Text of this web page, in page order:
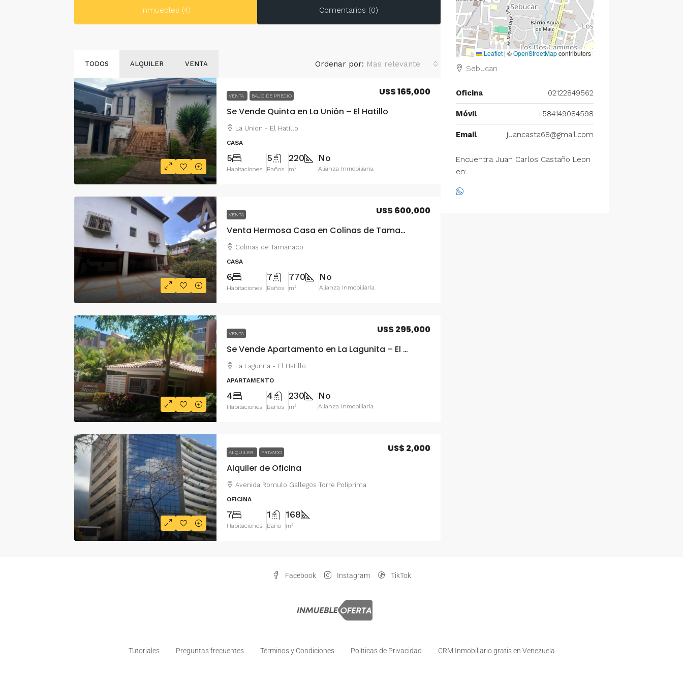
Inmuebles (4) Comentarios (0)
TODOS ALQUILER VENTA Ordenar por: Mas relevante
VENTA BAJO DE PRECIO
Se Vende Quinta en La Unión – El Hatillo
US$ 165,000
La Unión - El Hatillo
CASA
5
Habitaciones
5
Baños
220
m²
No
Alianza Inmobiliaria
VENTA
Venta Hermosa Casa en Colinas de Tamanaco
US$ 600,000
Colinas de Tamanaco
CASA
6
Habitaciones
7
Baños
770
m²
No
Alianza Inmobiliaria
VENTA
Se Vende Apartamento en La Lagunita – El Hatillo
US$ 295,000
La Lagunita - El Hatillo
APARTAMENTO
4
Habitaciones
4
Baños
230
m²
No
Alianza Inmobiliaria
ALQUILER PRIVADO
Alquiler de Oficina
US$ 2,000
Avenida Romulo Gallegos Torre Poliprima
OFICINA
7
Habitaciones
1
Baño
168
m²
Leaflet | ©OpenStreetMapcontributors
Sebucan
Oficina 02122849562
Móvil +584149084598
Email juancasta68@gmail.com
Encuentra Juan Carlos Castaño Leon
en:
Facebook Instagram TikTok
Tutoriales Preguntas frecuentes Términos y Condiciones Políticas de Privacidad CRM Inmobiliario gratis en Venezuela